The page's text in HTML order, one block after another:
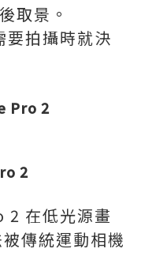
取景。
拍攝時就決
Pro 2
2
2 在低光源畫
傳統運動相機